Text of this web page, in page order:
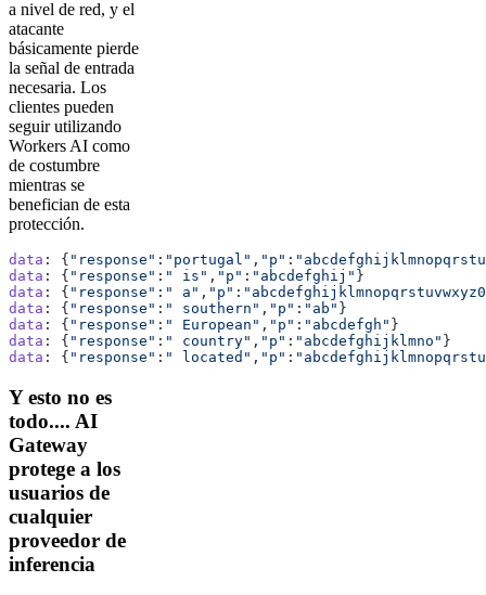
a nivel de red, y el
atacante
básicamente pierde
la señal de entrada
necesaria. Los
clientes pueden
seguir utilizando
Workers AI como
de costumbre
mientras se
benefician de esta
protección.
data : { "response" : "portugal" , "p" :
data : { "response" : " is" , "p" : "abcdefghij" }
data : { "response" : " a" , "p" :
data : { "response" : " southern" , "p" : "ab" }
data : { "response" : " European" , "p" : "abcdefgh" }
data : { "response" : " country" , "p" : "abcdefghijklmno" }
data : { "response" : " located" , "p" :
Y esto no es
todo.... AI
Gateway
protege a los
usuarios de
cualquier
proveedor de
inferencia